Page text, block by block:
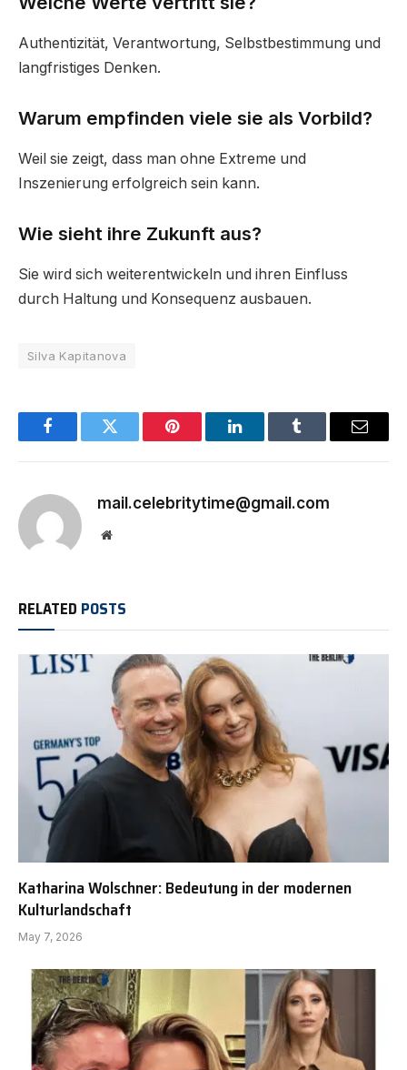
Authentizität, Verantwortung, Selbstbestimmung und
langfristiges Denken.
Warum empfinden viele sie als Vorbild?
Weil sie zeigt, dass man ohne Extreme und
Inszenierung erfolgreich sein kann.
Wie sieht ihre Zukunft aus?
Sie wird sich weiterentwickeln und ihren Einfluss
durch Haltung und Konsequenz ausbauen.
Silva Kapitanova
FacebookTwitter Pinterest LinkedInTumblr Email
mail.celebritytime@gmail.com
Website
RELATED POSTS
Katharina Wolschner: Bedeutung in der modernen
Kulturlandschaft
May 7, 2026